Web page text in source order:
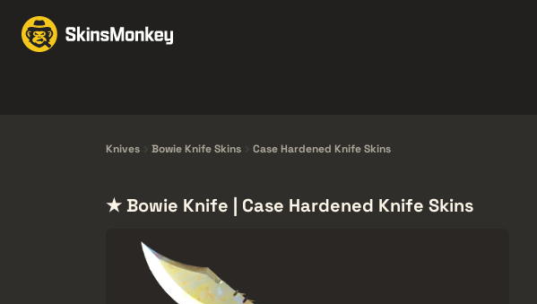
Knives Bowie Knife Skins Case Hardened Knife Skins
★ Bowie Knife | Case Hardened Knife Skins